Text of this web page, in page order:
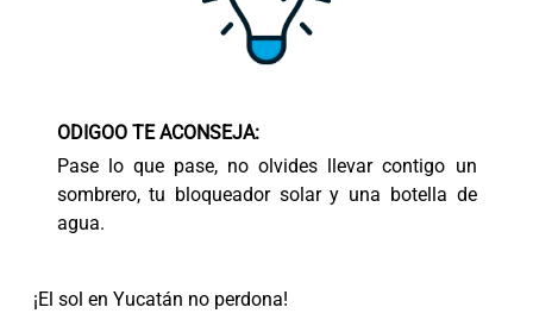
ODIGOO TE ACONSEJA:
Pase lo que pase, no olvides llevar contigo un
sombrero, tu bloqueador solar y una botella de
agua.
¡El sol en Yucatán no perdona!